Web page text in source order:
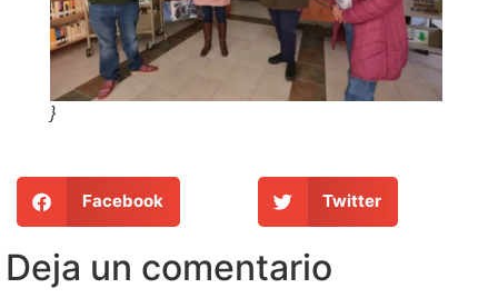
}
Facebook Twitter
Deja un comentario